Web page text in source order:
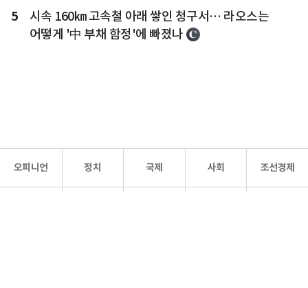
5
시속 160㎞ 고속철 아래 쌓인 청구서… 라오스는
어떻게 '中 부채 함정'에 빠졌나
오피니언 정치 국제 사회 조선경제